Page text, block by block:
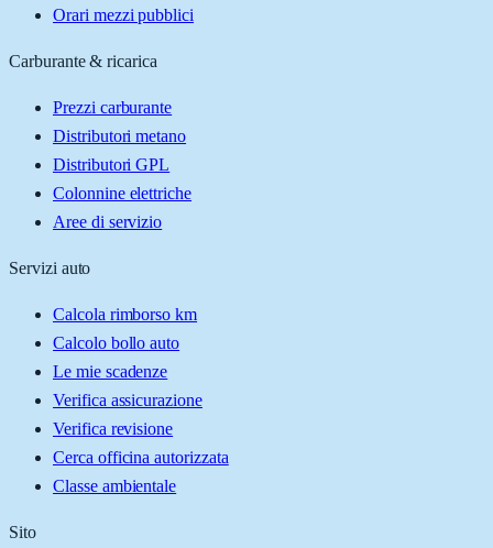
Orari mezzi pubblici
Carburante & ricarica
Prezzi carburante
Distributori metano
Distributori GPL
Colonnine elettriche
Aree di servizio
Servizi auto
Calcola rimborso km
Calcolo bollo auto
Le mie scadenze
Verifica assicurazione
Verifica revisione
Cerca officina autorizzata
Classe ambientale
Sito